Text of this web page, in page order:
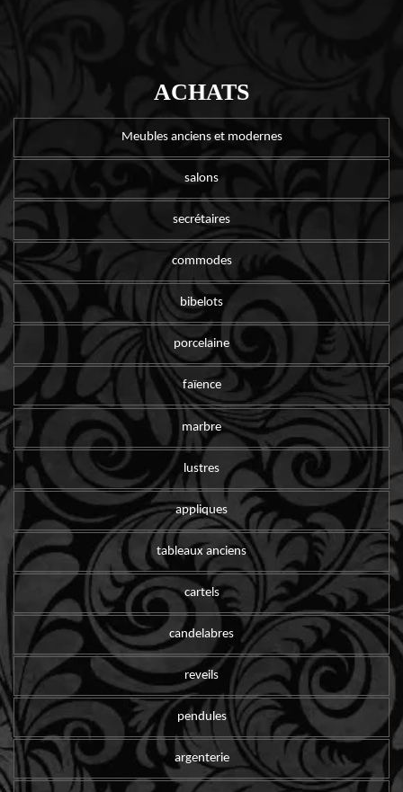
ACHATS
Meubles anciens et modernes
salons
secrétaires
commodes
bibelots
porcelaine
faïence
marbre
lustres
appliques
tableaux anciens
cartels
candelabres
reveils
pendules
argenterie